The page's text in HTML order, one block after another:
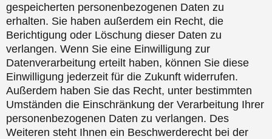
gespeicherten personenbezogenen Daten zu
erhalten. Sie haben außerdem ein Recht, die
Berichtigung oder Löschung dieser Daten zu
verlangen. Wenn Sie eine Einwilligung zur
Datenverarbeitung erteilt haben, können Sie diese
Einwilligung jederzeit für die Zukunft widerrufen.
Außerdem haben Sie das Recht, unter bestimmten
Umständen die Einschränkung der Verarbeitung Ihrer
personenbezogenen Daten zu verlangen. Des
Weiteren steht Ihnen ein Beschwerderecht bei der